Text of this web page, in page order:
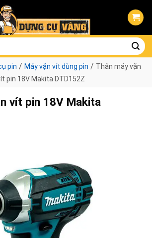
pin / Máy vặn vít dùng pin / Thân máy vặn
pin 18V Makita DTD152Z
vít pin 18V Makita